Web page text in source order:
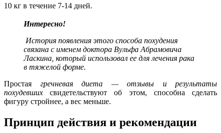
10 кг в течение 7-14 дней.
Интересно!
История появления этого способа похудения
связана с именем доктора Вульфа Абрамовича
Ласкина, который использовал ее для лечения рака
в тяжелой форме.
Простая гречневая диета — отзывы и результаты
похудевшихсвидетельствуют об этом, способна сделать
фигуру стройнее, а вес меньше.
Принцип действия и рекомендации